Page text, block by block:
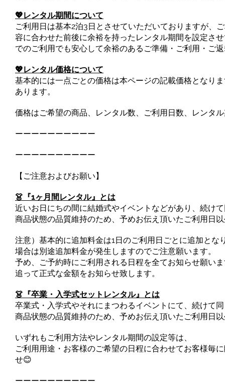
💖レンタル期間について
ご利用日は基本2泊3日とさせていただいておりますが、
容に合わせた前後に余裕を持ったレンタル期間を設定さ
でのご利用でも安心して余裕のあるご準備・ご利用・ご
💖レンタル価格について
基本的には一点ごとの価格は本ページの記載価格となり
あります。
価格はご希望の商品、レンタル数、ご利用日数、レンタ
ーーーーーーーーーー
ーーーーーーーーーー
【ご注意およびお願い】
👗『1ヶ月間レンタル』とは
近いお日にちの間に結婚式やイベントなどがあり、続け
商品状態の品質維持のため、予めお伝え頂いたご利用日
注意）基本的に追加料金は1日のご利用日ごとに追加と
場合は別途追加料金が発生しますのでご注意願います。
予め、ご予約時にご利用される日程を全てお知らせ願い
追って正式な金額をお知らせ致します。
👗『卒業・入学式セットレンタル』とは
卒業式・入学式やそれにまつわるイベントにて、続けて
商品状態の品質維持のため、予めお伝え頂いたご利用日
いずれもご利用方法やレンタル期間の設定等は、
ご利用用途・お客様のご希望の日程に合わせてお客様毎
せ😊
ーーーーーーーーーー